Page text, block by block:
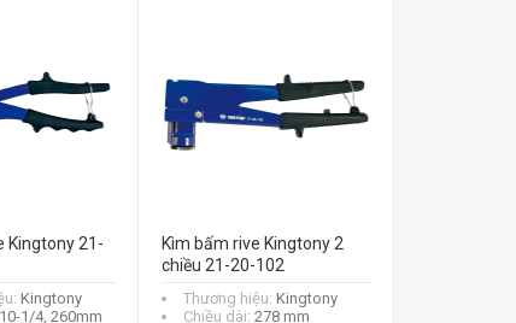
Kingtony 21-
Kingtony
10-1/4, 260mm
Kìm bấm rive Kingtony 2
chiều 21-20-102
Thương hiệu: Kingtony
Chiều dài: 278 mm